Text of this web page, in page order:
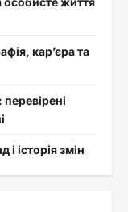
кар’єра та
історія змін